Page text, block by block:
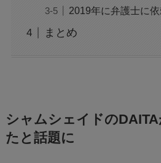
2019年に弁護士に
まとめ
シャムシェイドの
たと話題に